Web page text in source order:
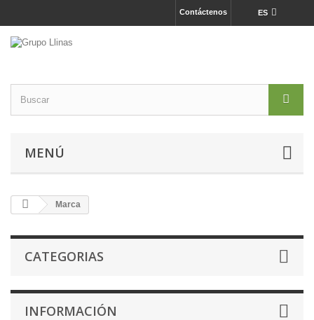
ES
Contáctenos
MENÚ
Marca
CATEGORIAS
INFORMACIÓN